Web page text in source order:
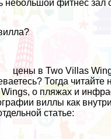
небольшой фитнес зал
цены в Two Villas
Тогда
о пляжах и
виллы как
статье: